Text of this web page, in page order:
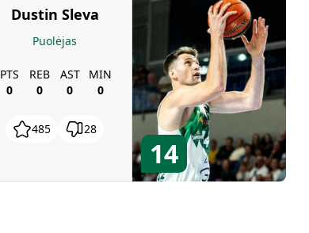
Dustin Sleva
Puolėjas
PTS
0
REB
0
AST
0
MIN
0
485 28
14